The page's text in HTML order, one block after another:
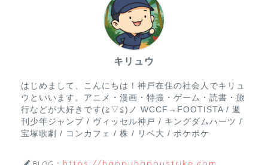
キリュウ
はじめまして、こんにちは！神戸在住の社会人でキリュ
ウといいます。アニメ・漫画・特撮・ゲーム・読書・旅
行などが大好きです(≧▽≦)ノ WCCF→FOOTISTA / 週
刊少年ジャンプ / ヴィッセル神戸 / キングダムハーツ /
宝塚歌劇 / コンカフェ / 株 / リベ大 / ポケポケ
https://happyhappystrike.com